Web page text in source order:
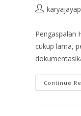
Pengaspalan
cukup lama,
Continue